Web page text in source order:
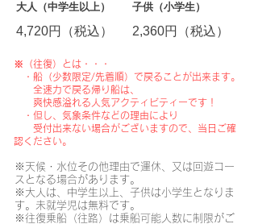
大人（中学生以上）
4,720円（税込）
子供（小学生）
2,360円（税込）
※（往復）とは・・・
・船（少数限定/先着順）で戻ることが出来ます。
全速力で戻る帰り船は、
爽快感溢れる人気アクティビティーです！
​ ・但し、気象条件などの理由により
受付出来ない場合がございますので、当日ご確
認ください。
※天候・水位その他理由で運休、又は回遊コー
スとなる場合があります。
※大人は、中学生以上、子供は小学生となりま
す。未就学児は無料です。
※往復乗船（往路）は乗船可能人数に制限がご